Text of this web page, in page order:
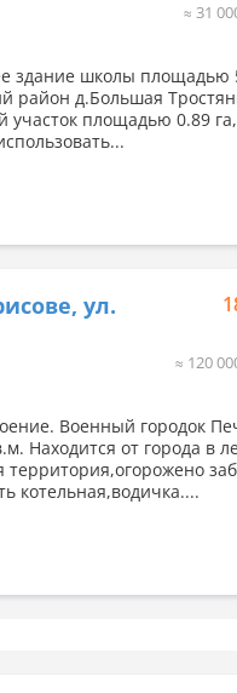
≈ 31
здание школы площадью
район д.Большая
площадью 0.89 га,
ул.
≈ 120
Военный городок
Находится от города в
котельная,водичка....